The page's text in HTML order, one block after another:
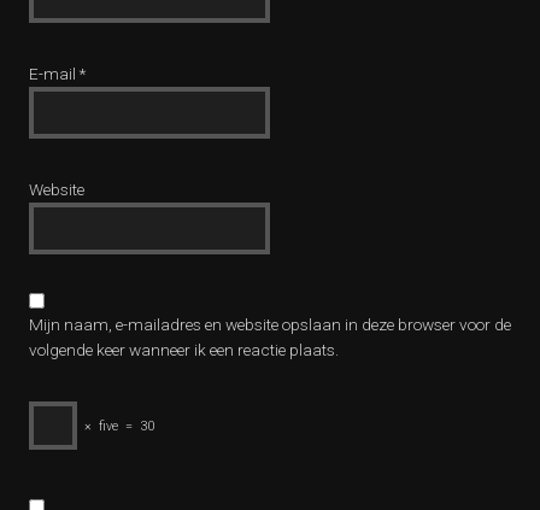
E-mail *
Website
Mijn naam, e-mailadres en website opslaan in deze browser voor de
volgende keer wanneer ik een reactie plaats.
× five = 30